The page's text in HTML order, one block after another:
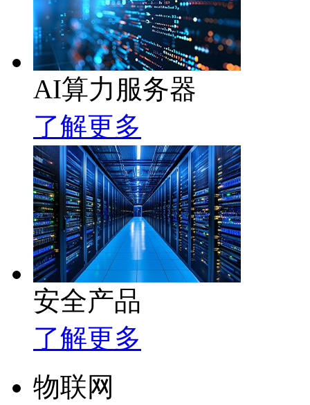
AI算力服务器
了解更多
安全产品
了解更多
物联网